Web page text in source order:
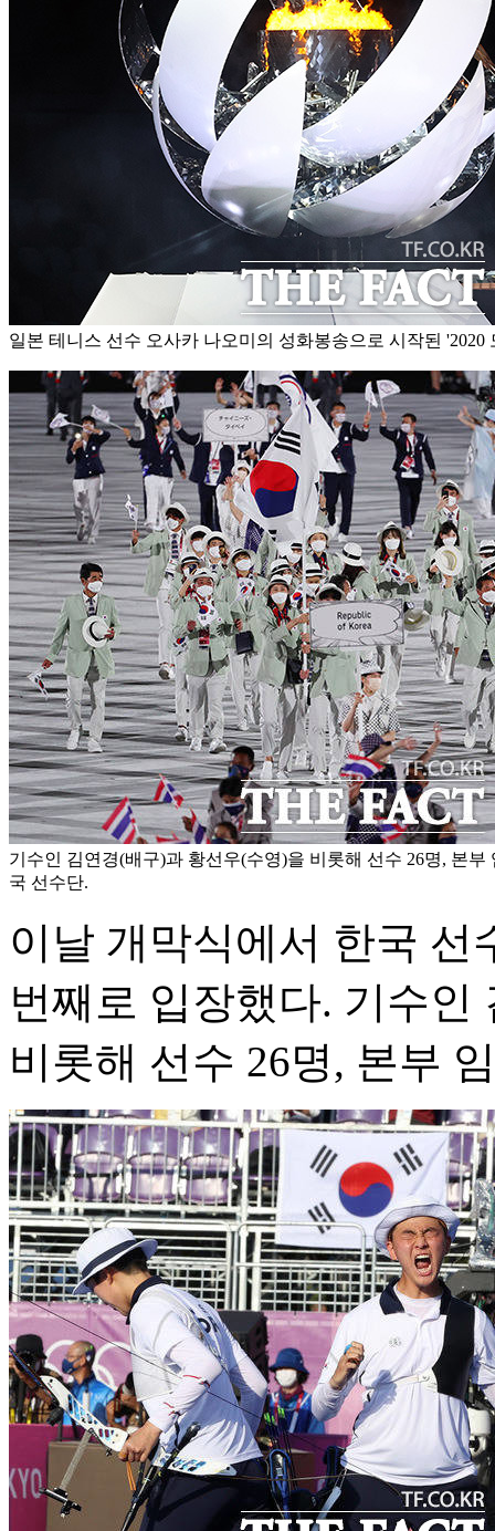
일본 테니스 선수 오사카 나오미의 성화봉송으로 시작된 '2020
기수인 김연경(배구)과 황선우(수영)을 비롯해 선수 26명, 본부
국 선수단.
이날 개막식에서 한국 선
번째로 입장했다. 기수
비롯해 선수 26명, 본부